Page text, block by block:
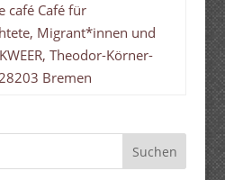
café Café für
Migrant*innen und
Theodor-Körner-
Bremen
Suchen